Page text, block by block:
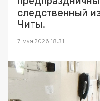
Проекты
Образование
Святые и святыни
Контакты
следственный
Читы.
7 мая 2026 18:31